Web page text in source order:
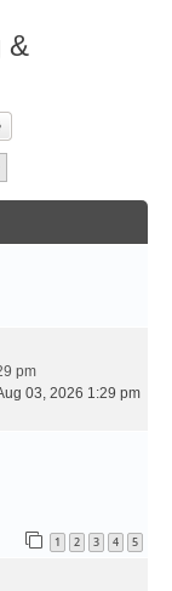
&
pm
03, 2026 1:29 pm
1 2 3 4 5